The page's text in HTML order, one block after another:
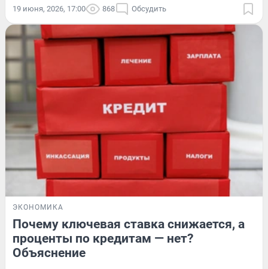
19 июня, 2026, 17:00 868 Обсудить
ЭКОНОМИКА
Почему ключевая ставка снижается, а
проценты по кредитам — нет?
Объяснение